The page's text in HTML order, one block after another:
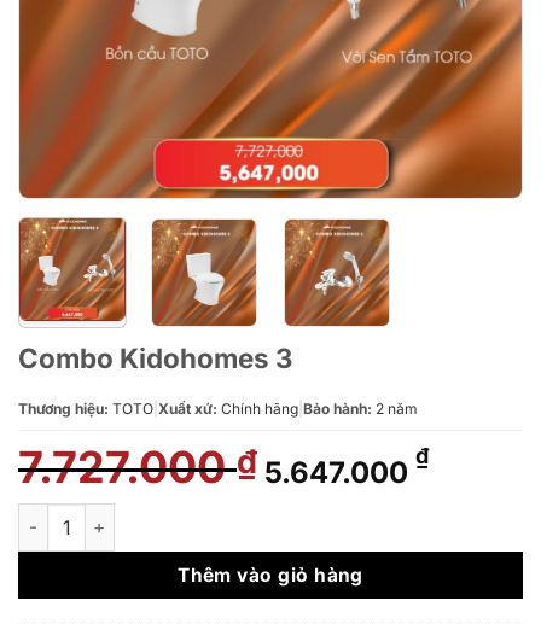
Combo Kidohomes 3
Thương hiệu: TOTO Xuất xứ: Chính hãng Bảo hành: 2 năm
7.727.000₫ Giá
gốc
7.727.000 ₫.
5.647.000 ₫Giá
là:
Combo Kidohomes 3 số lượng
Thêm vào giỏ hàng